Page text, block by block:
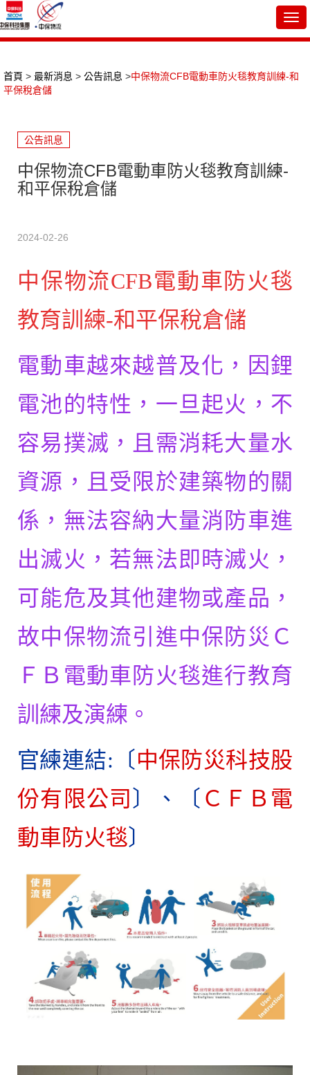
首頁 > 最新消息 > 公告訊息 >中保物流CFB電動車防火毯教育訓練-和
平保稅倉儲
公告訊息
中保物流CFB電動車防火毯教育訓練-
和平保稅倉儲
2024-02-26
中保物流CFB電動車防火毯
教育訓練-和平保稅倉儲
電動車越來越普及化，因鋰
電池的特性， 一 旦起火，不
容易撲滅，且需消耗大量水
資源，且受限於建築物的關
係，無法容納大量消防車進
出滅火，若無法即時滅火，
可能危及其他建物或產品，
故中保物流引進中保防災Ｃ
ＦＢ電動車防火毯進行教育
訓練及演練。
官練連結:〔 中保防災科技股
份有限公司 〕、〔 ＣＦＢ電
動車防火毯〕